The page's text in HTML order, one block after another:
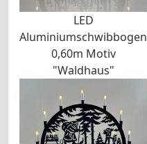
LED
Aluminiumschwibbogen
0,60m Motiv
"Waldhaus"